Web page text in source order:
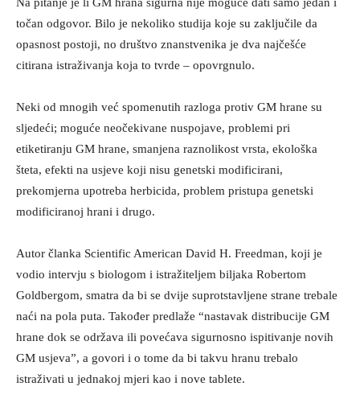
točan odgovor. Bilo je nekoliko studija koje su zaključile da
opasnost postoji, no društvo znanstvenika je dva najčešće
citirana istraživanja koja to tvrde – opovrgnulo.
Neki od mnogih već spomenutih razloga protiv GM hrane su
sljedeći; moguće neočekivane nuspojave, problemi pri
etiketiranju GM hrane, smanjena raznolikost vrsta, ekološka
šteta, efekti na usjeve koji nisu genetski modificirani,
prekomjerna upotreba herbicida, problem pristupa genetski
modificiranoj hrani i drugo.
Autor članka Scientific American David H. Freedman, koji je
vodio intervju s biologom i istražiteljem biljaka Robertom
Goldbergom, smatra da bi se dvije suprotstavljene strane trebale
naći na pola puta. Također predlaže “nastavak distribucije GM
hrane dok se održava ili povećava sigurnosno ispitivanje novih
GM usjeva”, a govori i o tome da bi takvu hranu trebalo
istraživati u jednakoj mjeri kao i nove tablete.